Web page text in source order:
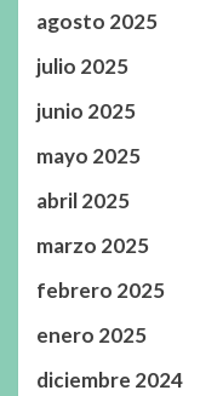
agosto 2025
julio 2025
junio 2025
mayo 2025
abril 2025
marzo 2025
febrero 2025
enero 2025
diciembre 2024